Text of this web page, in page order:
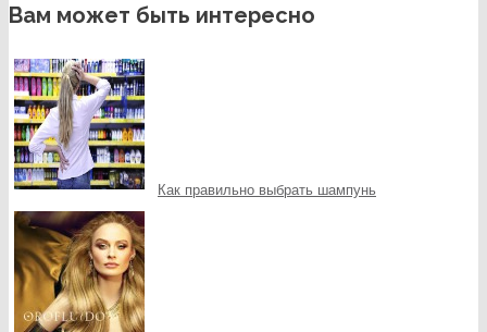
Вам может быть интересно
Как правильно выбрать шампунь